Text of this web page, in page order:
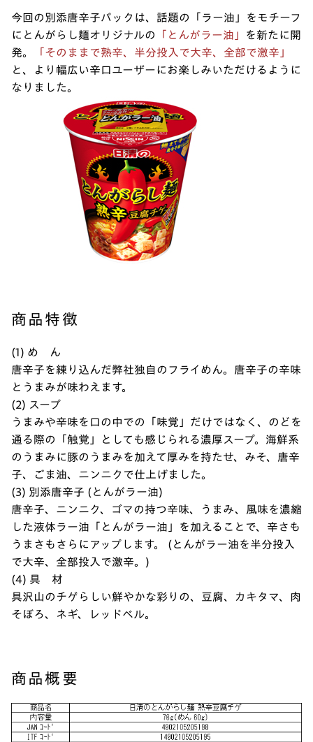
今回の別添唐辛子パックは、話題の「ラー油」をモチーフ
にとんがらし麺オリジナルの
「とんがラー油」
を新たに開
発。
「そのままで熟辛、半分投入で大辛、全部で激辛」
と、より幅広い辛口ユーザーにお楽しみいただけるように
なりました。
商品特徴
(1) め ん
唐辛子を練り込んだ弊社独自のフライめん。唐辛子の辛味
とうまみが味わえます。
(2) スープ
うまみや辛味を口の中での「味覚」だけではなく、のどを
通る際の「触覚」としても感じられる濃厚スープ。海鮮系
のうまみに豚のうまみを加えて厚みを持たせ、みそ、唐辛
子、ごま油、ニンニクで仕上げました。
(3) 別添唐辛子 (とんがラー油)
唐辛子、ニンニク、ゴマの持つ辛味、うまみ、風味を濃縮
した液体ラー油「とんがラー油」を加えることで、辛さも
うまさもさらにアップします。 (とんがラー油を半分投入
で大辛、全部投入で激辛。)
(4) 具 材
具沢山のチゲらしい鮮やかな彩りの、豆腐、カキタマ、肉
そぼろ、ネギ、レッドベル。
商品概要